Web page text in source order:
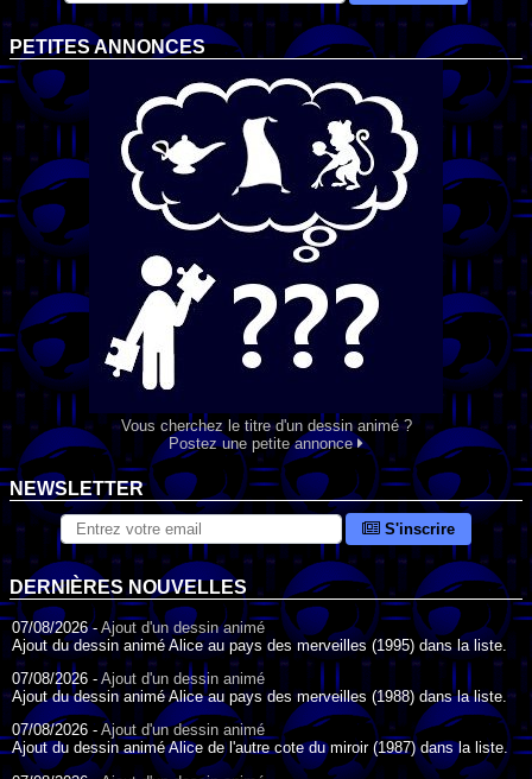
PETITES ANNONCES
Vous cherchez le titre d'un dessin animé ?
Postez une petite annonce
NEWSLETTER
S'inscrire
DERNIÈRES NOUVELLES
07/08/2026 -Ajout d'un dessin animé
Ajout du dessin animé Alice au pays des merveilles (1995) dans la liste.
07/08/2026 - Ajout d'un dessin animé
Ajout du dessin animé Alice au pays des merveilles (1988) dans la liste.
07/08/2026 - Ajout d'un dessin animé
Ajout du dessin animé Alice de l'autre cote du miroir (1987) dans la liste.